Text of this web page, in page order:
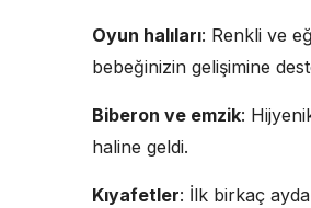
Oyun halıları: Renkli ve
bebeğinizin gelişimine
Biberon ve emzik:
haline geldi.
Kıyafetler: İlk birkaç